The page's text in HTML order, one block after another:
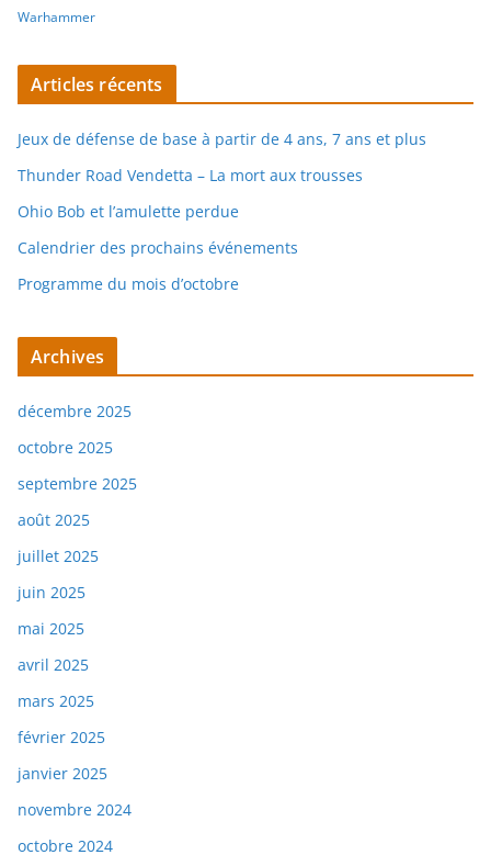
Warhammer
Articles récents
Jeux de défense de base à partir de 4 ans, 7 ans et plus
Thunder Road Vendetta – La mort aux trousses
Ohio Bob et l’amulette perdue
Calendrier des prochains événements
Programme du mois d’octobre
Archives
décembre 2025
octobre 2025
septembre 2025
août 2025
juillet 2025
juin 2025
mai 2025
avril 2025
mars 2025
février 2025
janvier 2025
novembre 2024
octobre 2024